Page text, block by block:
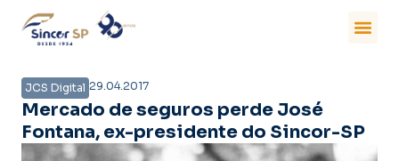
JCS Digital 29.04.2017
Mercado de seguros perde José
Fontana, ex-presidente do Sincor-SP